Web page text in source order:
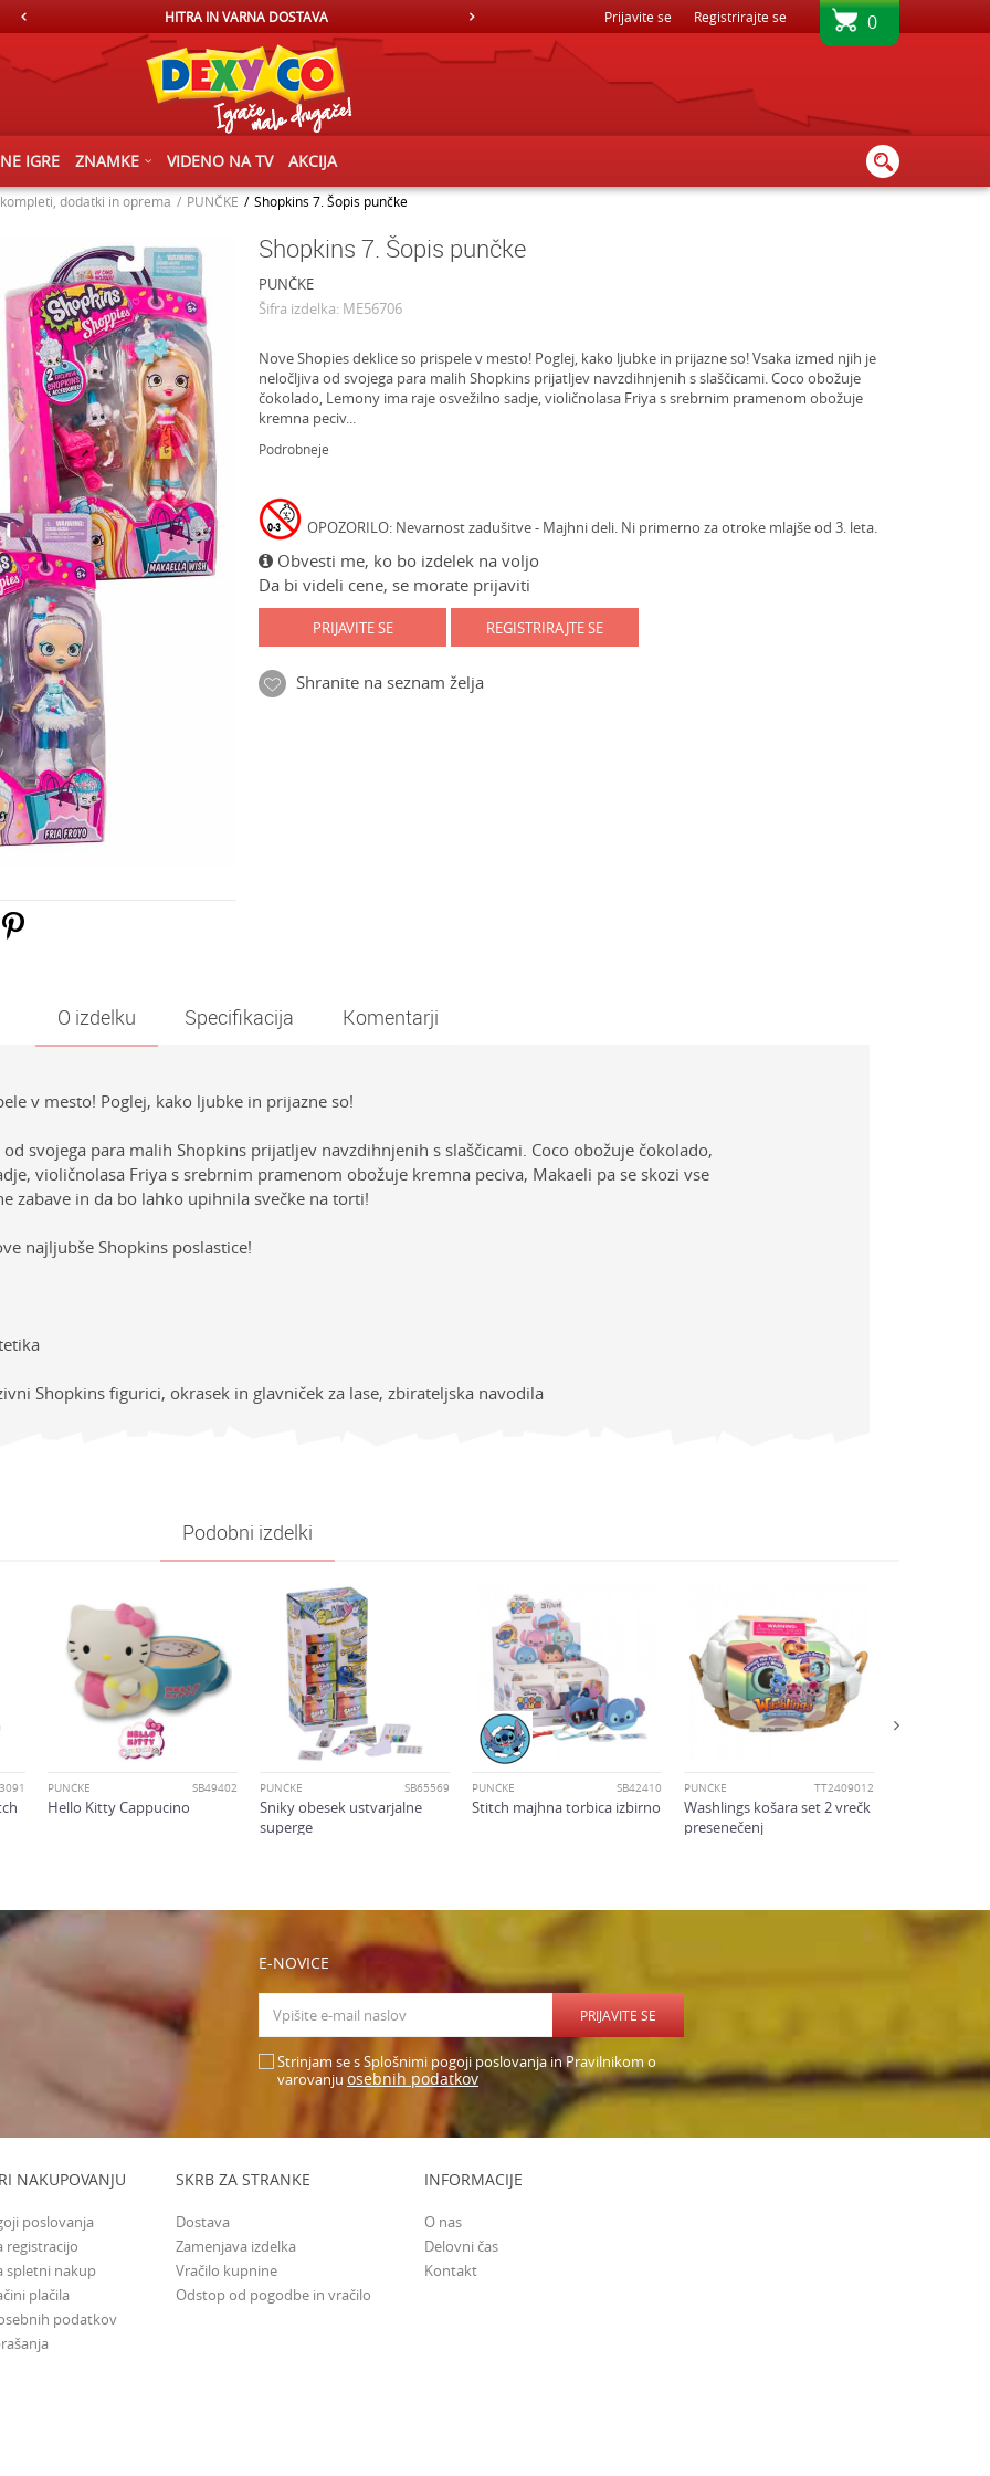
HITRA IN VARNA DOSTAVA BREZPLAČNA DOSTAVA - PRI NAKUPU NAD 80€ 0
Prijavite se Registrirajte se
IGRE ZNAMKE VIDENO NA TV AKCIJA
dodatki in oprema PUNČKE Shopkins 7. Šopis punčke
Shopkins 7. Šopis punčke
PUNČKE
Šifra izdelka: ME56706
Nove Shopies deklice so prispele v mesto! Poglej, kako ljubke in prijazne so! Vsaka izmed njih je
neločljiva od svojega para malih Shopkins prijatljev navzdihnjenih s slaščicami. Coco obožuje
čokolado, Lemony ima raje osvežilno sadje, violičnolasa Friya s srebrnim pramenom obožuje
kremna peciv...
Podrobneje
OPOZORILO: Nevarnost zadušitve - Majhni deli. Ni primerno za otroke mlajše od 3. leta.
Obvesti me, ko bo izdelek na voljo
Da bi videli cene, se morate prijaviti
PRIJAVITE SE REGISTRIRAJTE SE
Shranite na seznam želja
O izdelku Specifikacija Komentarji
v mesto! Poglej, kako ljubke in prijazne so!
svojega para malih Shopkins prijatljev navzdihnjenih s slaščicami. Coco obožuje čokolado,
violičnolasa Friya s srebrnim pramenom obožuje kremna peciva, Makaeli pa se skozi vse
zabave in da bo lahko upihnila svečke na torti!
najljubše Shopkins poslastice!
Shopkins figurici, okrasek in glavniček za lase, zbirateljska navodila
Deklice
je 4 + 1 :
Podobni izdelki
PUNČKE SB49402
Hello Kitty Cappucino
PUNČKE SB65569
Sniky obesek ustvarjalne
superge
PUNČKE SB42410
Stitch majhna torbica izbirno
PUNČKE TT2409012
Washlings košara set 2 vrečk
presenečenj
E-NOVICE
PRIJAVITE SE
Strinjam se s Splošnimi pogoji poslovanja in Pravilnikom o
varovanju osebnih podatkov
NAKUPOVANJU
poslovanja
registracijo
spletni nakup
plačila
podatkov
SKRB ZA STRANKE
Dostava
Zamenjava izdelka
Vračilo kupnine
Odstop od pogodbe in vračilo
INFORMACIJE
O nas
Delovni čas
Kontakt